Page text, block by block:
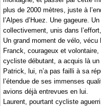
plus de 2000 mètres, juste à
l’Alpes d’Huez. Une gageure.
collectivement, unis dans
Un grand moment de vélo, vécu
Franck, courageux et
cycliste débutant, a acquis là un
Patrick, lui, n’a pas failli à sa
l’étendue de ses immenses
avions déjà entrevues en lui.
Laurent, pourtant cycliste